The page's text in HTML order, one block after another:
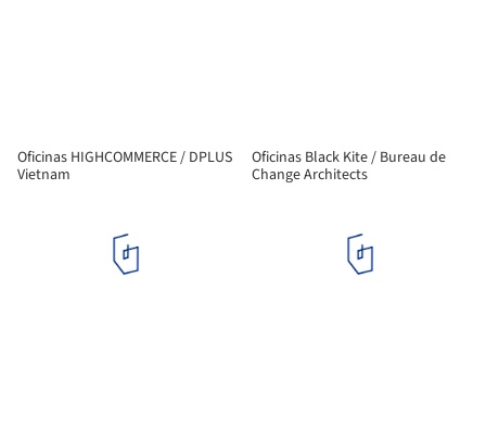
Oficinas HIGHCOMMERCE / DPLUS
Vietnam
Oficinas Black Kite / Bureau de
Change Architects